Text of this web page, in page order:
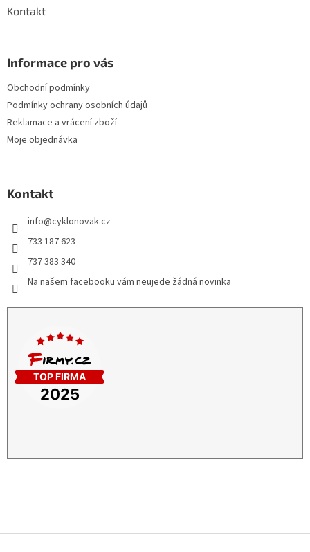
Kontakt
Informace pro vás
Obchodní podmínky
Podmínky ochrany osobních údajů
Reklamace a vrácení zboží
Moje objednávka
Kontakt
info@cyklonovak.cz
733 187 623
737 383 340
Na našem facebooku vám neujede žádná novinka